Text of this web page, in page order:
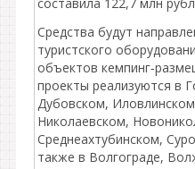
Средства будут
туристского
объектов
проекты реализуются в
Дубовском,
Николаевском,
Среднеахтубинском,
также в Волгограде,